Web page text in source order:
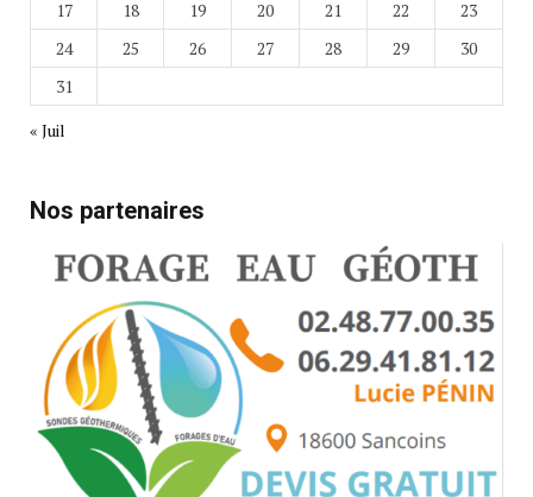
17
18 19 20 21 22
23
24
25 26 27 28 29
30
31
« Juil
Nos partenaires